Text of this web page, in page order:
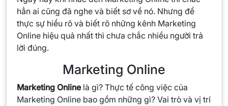
hẳn ai cũng đã nghe và biết sơ về nó. Nhưng để
thực sự hiểu rõ và biết rõ những kênh Marketing
Online hiệu quả nhất thì chưa chắc nhiều người trả
lời đúng.
Marketing Online
Marketing Onlinelà gì? Thực tế công việc của
Marketing Online bao gồm những gì? Vai trò và vị trí